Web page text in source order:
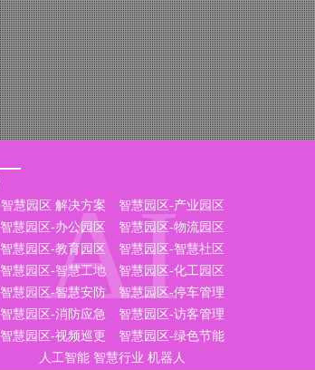
智慧园区 解决方案
智慧园区-产业园区
智慧园区-办公园区
智慧园区-物流园区
智慧园区-教育园区
智慧园区-智慧社区
智慧园区-智慧工地
智慧园区-化工园区
智慧园区-智慧安防
智慧园区-停车管理
智慧园区-消防应急
智慧园区-访客管理
智慧园区-视频巡更
智慧园区-绿色节能
人工智能 智慧行业 机器人
AI